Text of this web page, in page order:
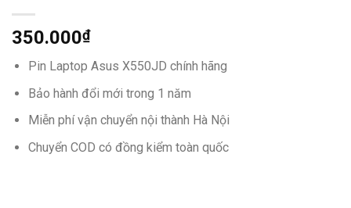
350.000₫
Pin Laptop Asus X550JD chính hãng
Bảo hành đổi mới trong 1 năm
Miễn phí vận chuyển nội thành Hà Nội
Chuyển COD có đồng kiểm toàn quốc